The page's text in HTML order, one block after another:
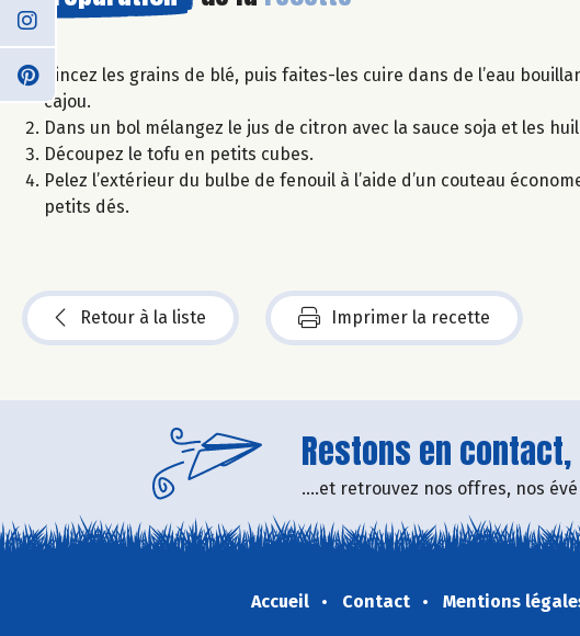
Rincez les grains de blé, puis faites-les cuire dans de l’eau
cajou.
Dans un bol mélangez le jus de citron avec la sauce soja et les
Découpez le tofu en petits cubes.
Pelez l’extérieur du bulbe de fenouil à l’aide d’un couteau
petits dés.
Retour à la liste Imprimer la recette
Restons en
....et retrouvez nos offres, nos
Accueil Contact Mentions